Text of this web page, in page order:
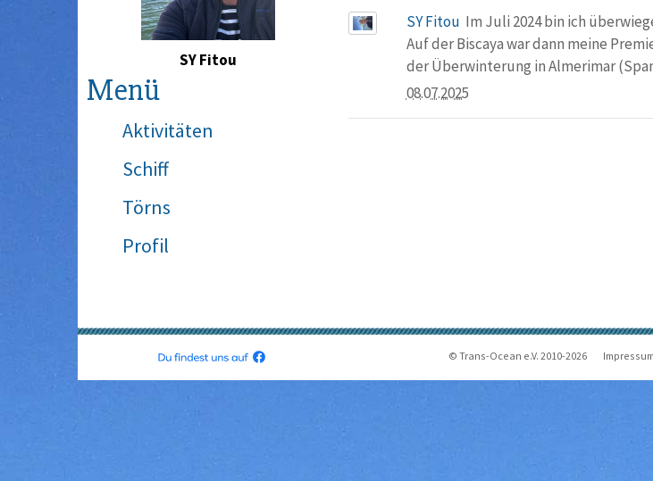
SY Fitou
Menü
Aktivitäten
Schiff
Törns
Profil
SY Fitou Im Juli 2024 bin ich
Auf der Biscaya war dann meine
der Überwinterung in Almerimar
08.07.2025
© Trans-Ocean e.V. 2010-2026 Impressum